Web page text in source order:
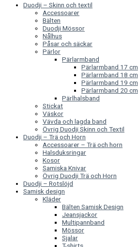
Duodji – Skinn och textil
Accessoarer
Bälten
Duodji Mössor
Nålhus
Påsar och säckar
Pärlor
Pärlarmband
Pärlarmband 17 cm
Pärlarmband 18 cm
Pärlarmband 19 cm
Pärlarmband 20 cm
Pärlhalsband
Stickat
Väskor
Vävda och lagda band
Övrig Duodji Skinn och Textil
Duodji – Trä och Horn
Accessoarer – Trä och horn
Halsduksringar
Kosor
Samiska Knivar
Övrig Duodji Trä och Horn
Duodji – Rotslöjd
Samisk design
Kläder
Bälten Samisk Design
Jeansjackor
Multipannband
Mössor
Sjalar
T-shirts